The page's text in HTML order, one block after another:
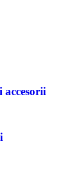
accesorii